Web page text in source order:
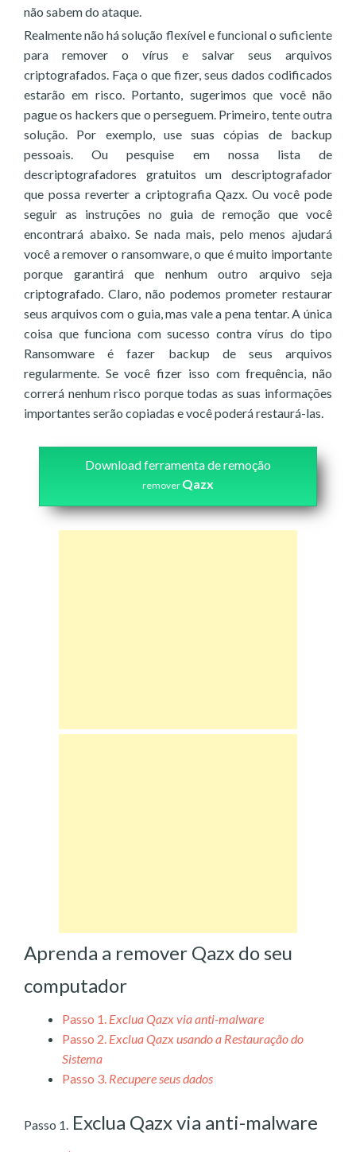
não sabem do ataque.
Realmente não há solução flexível e funcional o suficiente
para remover o vírus e salvar seus arquivos
criptografados. Faça o que fizer, seus dados codificados
estarão em risco. Portanto, sugerimos que você não
pague os hackers que o perseguem. Primeiro, tente outra
solução. Por exemplo, use suas cópias de backup
pessoais. Ou pesquise em nossa lista de
descriptografadores gratuitos um descriptografador
que possa reverter a criptografia Qazx. Ou você pode
seguir as instruções no guia de remoção que você
encontrará abaixo. Se nada mais, pelo menos ajudará
você a remover o ransomware, o que é muito importante
porque garantirá que nenhum outro arquivo seja
criptografado. Claro, não podemos prometer restaurar
seus arquivos com o guia, mas vale a pena tentar. A única
coisa que funciona com sucesso contra vírus do tipo
Ransomware é fazer backup de seus arquivos
regularmente. Se você fizer isso com frequência, não
correrá nenhum risco porque todas as suas informações
importantes serão copiadas e você poderá restaurá-las.
Download ferramenta de remoção
remover Qazx
Aprenda a remover Qazx do seu
computador
Passo 1. Exclua Qazx via anti-malware
Passo 2. Exclua Qazx usando a Restauração do
Sistema
Passo 3. Recupere seus dados
Passo 1. Exclua Qazx via anti-malware